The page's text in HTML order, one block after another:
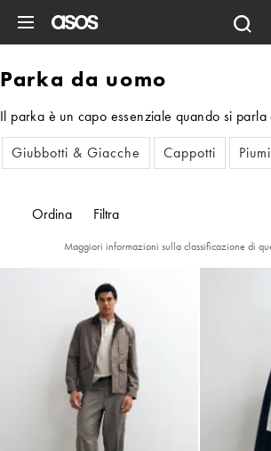
Parka da uomo
Il parka è un capo essenziale quando si
Giubbotti & Giacche
Cappotti
Ordina Filtra
Maggiori informazioni sulla classificazione di